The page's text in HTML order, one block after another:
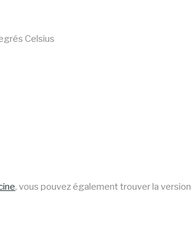
Celsius
, vous pouvez également trouver la version